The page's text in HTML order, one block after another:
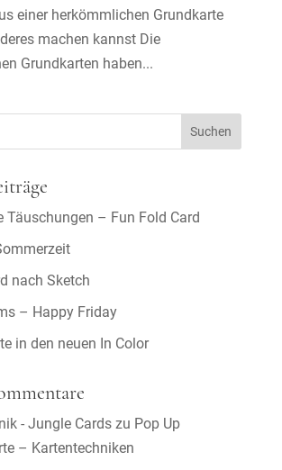
einer herkömmlichen Grundkarte
machen kannst Die
Grundkarten haben...
Täuschungen – Fun Fold Card
nach Sketch
– Happy Friday
in den neuen In Color
- Jungle Cardszu Pop Up
– Kartentechniken